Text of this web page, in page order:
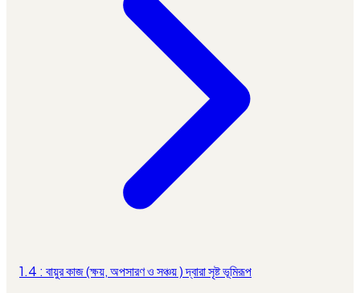
1.4 : বায়ুর কাজ (ক্ষয়, অপসারণ ও সঞ্চয় ) দ্বারা সৃষ্ট ভূমিরূপ